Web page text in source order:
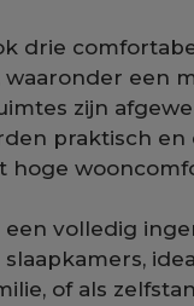
drie
een
zijn
praktisch
hoge
volledig
of als